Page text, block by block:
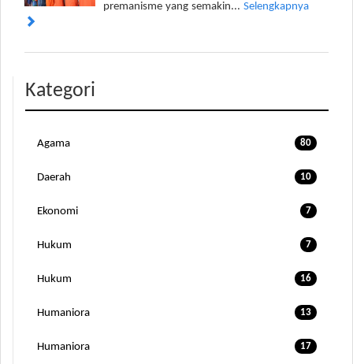
premanisme yang semakin... Selengkapnya
Kategori
Agama 80
Daerah 10
Ekonomi 7
Hukum 7
Hukum 16
Humaniora 13
Humaniora 17